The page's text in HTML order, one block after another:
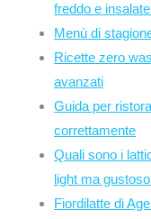
freddo e
Menù di
Ricette zero
avanzati
Guida per
correttamente
Quali sono i
light ma
Fiordilatte di